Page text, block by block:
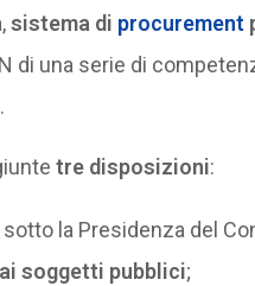
sistema di procurement
di una serie di
tre disposizioni:
la Presidenza del
soggetti pubblici;